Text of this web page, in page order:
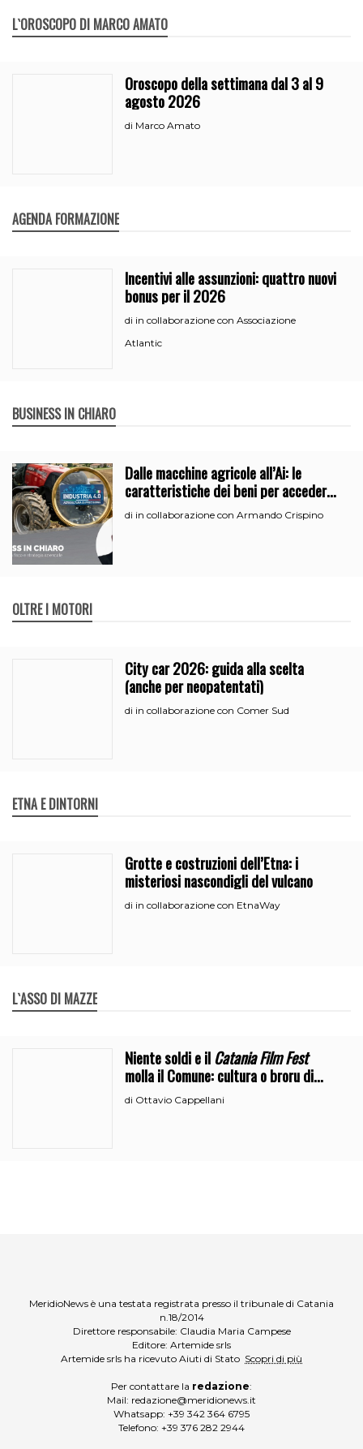
L`OROSCOPO DI MARCO AMATO
Oroscopo della settimana dal 3 al 9
agosto 2026
di Marco Amato
AGENDA FORMAZIONE
Incentivi alle assunzioni: quattro nuovi
bonus per il 2026
di in collaborazione con Associazione
Atlantic
BUSINESS IN CHIARO
Dalle macchine agricole all’Ai: le
caratteristiche dei beni per accedere
all’iperammortamento
di in collaborazione con Armando Crispino
OLTRE I MOTORI
City car 2026: guida alla scelta
(anche per neopatentati)
di in collaborazione con Comer Sud
ETNA E DINTORNI
Grotte e costruzioni dell’Etna: i
misteriosi nascondigli del vulcano
di in collaborazione con EtnaWay
L`ASSO DI MAZZE
Niente soldi e ilCatania Film Fest
molla il Comune: cultura o broru di
ciciri?
di Ottavio Cappellani
MeridioNews è una testata registrata presso il tribunale di Catania
n.18/2014
Direttore responsabile: Claudia Maria Campese
Editore: Artemide srls
Artemide srls ha ricevuto Aiuti di Stato Scopri di più
Per contattare la redazione:
Mail: redazione@meridionews.it
Whatsapp: +39 342 364 6795
Telefono: +39 376 282 2944